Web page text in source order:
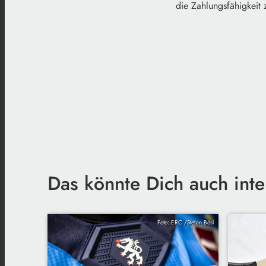
die Zahlungsfähigkeit
Das könnte Dich auch
Foto: ERC /Stefan Bösl